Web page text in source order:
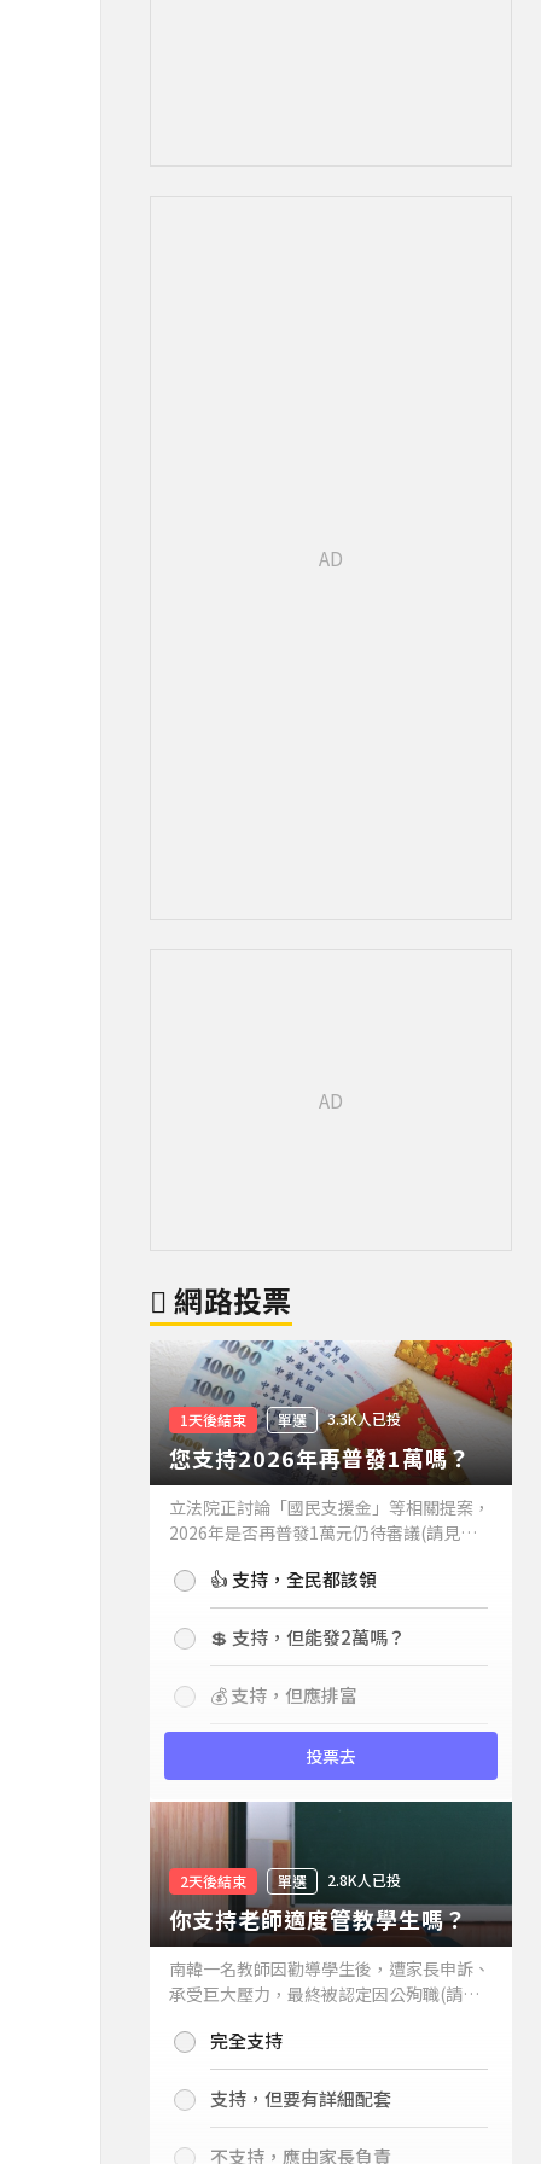
網路投票
1天後結束 單選 3.3K人已投
您支持2026年再普發1萬嗎？
立法院正討論「國民支援金」等相關提案，
2026年是否再普發1萬元仍待審議(請見下
持嗎？👍 支持，全民都該領
💲 支持，但能發2萬嗎？
💰 支持，但應排富
投票去
2天後結束 單選 2.8K人已投
你支持老師適度管教學生嗎？
南韓一名教師因勸導學生後，遭家長申訴、
承受巨大壓力，最終被認定因公殉職(請見
你支持老師適度管教學生嗎？
完全支持
支持，但要有詳細配套
不支持，應由家長負責